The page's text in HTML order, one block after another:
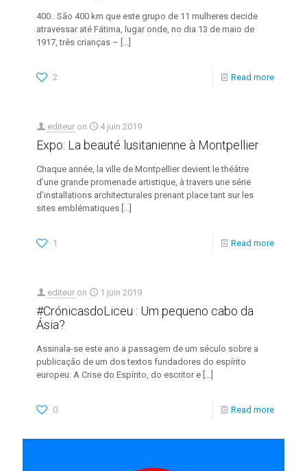
400.. São 400 km que este grupo de 11 mulheres decide
atravessar até Fátima, lugar onde, no dia 13 de maio de
1917, três crianças – […]
2 Read more
editeur on 4 juin 2019
Expo: La beauté lusitanienne à Montpellier
Chaque année, la ville de Montpellier devient le théâtre
d’une grande promenade artistique, à travers une série
d’installations architecturales prenant place tant sur les
sites emblématiques […]
1 Read more
editeur on 1 juin 2019
#CrónicasdoLiceu : Um pequeno cabo da
Ásia?
Assinala-se este ano a passagem de um século sobre a
publicação de um dos textos fundadores do espírito
europeu: A Crise do Espírito, do escritor e […]
0 Read more